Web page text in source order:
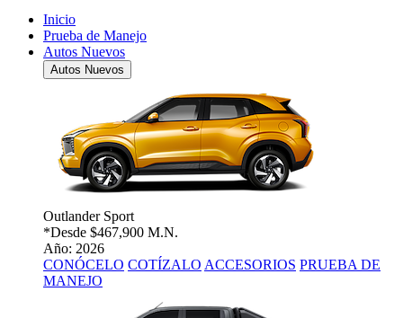
Inicio
Prueba de Manejo
Autos Nuevos
Autos Nuevos
Outlander Sport
*Desde $467,900 M.N.
Año: 2026
CONÓCELO COTÍZALO ACCESORIOS PRUEBA DE
MANEJO